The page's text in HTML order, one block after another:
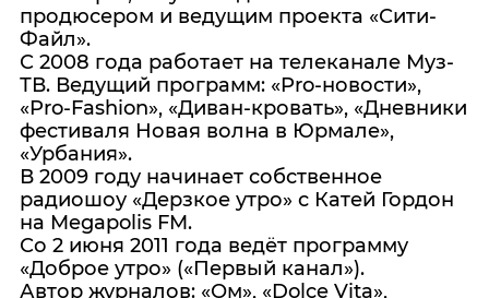
продюсером и ведущим проекта «Сити-
Файл».
С 2008 года работает на телеканале Муз-
ТВ. Ведущий программ: «Pro-новости»,
«Pro-Fashion», «Диван-кровать», «Дневники
фестиваля Новая волна в Юрмале»,
«Урбания».
В 2009 году начинает собственное
радиошоу «Дерзкое утро» с Катей Гордон
на Megapolis FM.
Со 2 июня 2011 года ведёт программу
«Доброе утро» («Первый канал»).
Автор журналов: «Ом», «Dolce Vita»,